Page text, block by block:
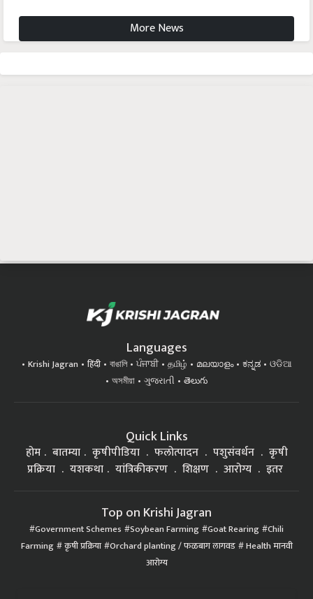
More News
Languages
Krishi Jagran हिंदी বাঙালি ਪੰਜਾਬੀ தமிழ் മലയാളം ಕನ್ನಡ
ଓଡିଆ
অসমীয়া
ગુજરાતી తెలుగు
Quick Links
होम बातम्या कृषीपीडिया फलोत्पादन पशुसंवर्धन
कृषी
प्रक्रिया
यशकथा यांत्रिकीकरण शिक्षण आरोग्य इतर
Top on Krishi Jagran
Government Schemes Soybean Farming Goat Rearing Chili
Farming कृषी प्रक्रिया Orchard planting / फळबाग लागवड Health मानवी
आरोग्य